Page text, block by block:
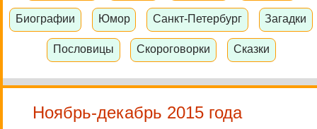
Биографии Юмор Санкт-Петербург Загадки
Пословицы Скороговорки Сказки
Ноябрь-декабрь 2015 года